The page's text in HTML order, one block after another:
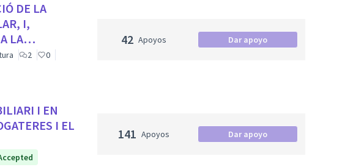
DE LA
I,
LA
2
0
42 Apoyos Dar apoyo
I EN
I EL
141 Apoyos Dar apoyo